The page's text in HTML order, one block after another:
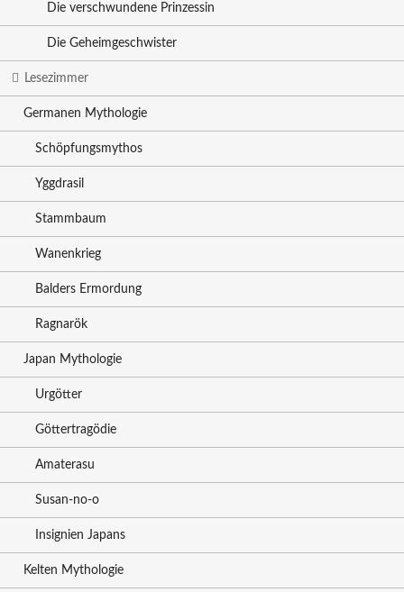
Die verschwundene Prinzessin
Die Geheimgeschwister
Lesezimmer
Germanen Mythologie
Schöpfungsmythos
Yggdrasil
Stammbaum
Wanenkrieg
Balders Ermordung
Ragnarök
Japan Mythologie
Urgötter
Göttertragödie
Amaterasu
Susan-no-o
Insignien Japans
Kelten Mythologie